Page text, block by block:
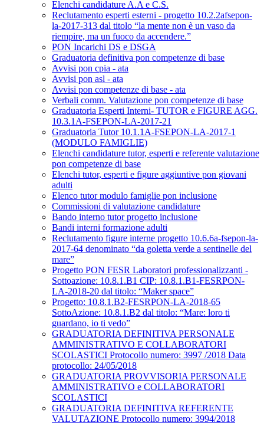
Elenchi candidature A.A e C.S.
Reclutamento esperti esterni - progetto 10.2.2afsepon-
la-2017-313 dal titolo “la mente non è un vaso da
riempire, ma un fuoco da accendere.”
PON Incarichi DS e DSGA
Graduatoria definitiva pon competenze di base
Avvisi pon cpia - ata
Avvisi pon asl - ata
Avvisi pon competenze di base - ata
Verbali comm. Valutazione pon competenze di base
Graduatoria Esperti Interni- TUTOR e FIGURE AGG.
10.3.1A-FSEPON-LA-2017-21
Graduatoria Tutor 10.1.1A-FSEPON-LA-2017-1
(MODULO FAMIGLIE)
Elenchi candidature tutor, esperti e referente valutazione
pon competenze di base
Elenchi tutor, esperti e figure aggiuntive pon giovani
adulti
Elenco tutor modulo famiglie pon inclusione
Commissioni di valutazione candidature
Bando interno tutor progetto inclusione
Bandi interni formazione adulti
Reclutamento figure interne progetto 10.6.6a-fsepon-la-
2017-64 denominato “da goletta verde a sentinelle del
mare”
Progetto PON FESR Laboratori professionalizzanti -
Sottoazione: 10.8.1.B1 CIP: 10.8.1.B1-FESRPON-
LA-2018-20 dal titolo: “Maker space”
Progetto: 10.8.1.B2-FESRPON-LA-2018-65
SottoAzione: 10.8.1.B2 dal titolo: “Mare: loro ti
guardano, io ti vedo”
GRADUATORIA DEFINITIVA PERSONALE
AMMINISTRATIVO E COLLABORATORI
SCOLASTICI Protocollo numero: 3997 /2018 Data
protocollo: 24/05/2018
GRADUATORIA PROVVISORIA PERSONALE
AMMINISTRATIVO e COLLABORATORI
SCOLASTICI
GRADUATORIA DEFINITIVA REFERENTE
VALUTAZIONE Protocollo numero: 3994/2018